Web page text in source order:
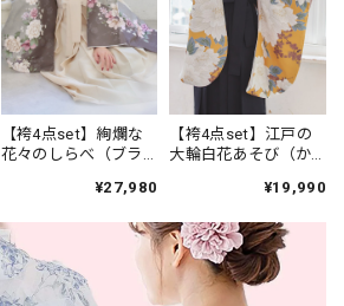
【袴4点set】絢爛な
花々のしらべ（ブラ
¥27,980
【袴4点set】江戸の
大輪白花あそび（か
¥19,990